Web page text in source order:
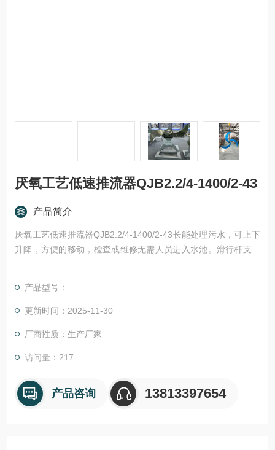
厌氧工艺低速推流器QJB2.2/4-1400/2-43
产品简介
厌氧工艺低速推流器QJB2.2/4-1400/2-43长能处理污水，可上下
升降，方便的移动，检查或维修无需人员进入水池。滑行杆支架
作为推流器整体部件之一，潜水推流器全部的重量受力在一个支
产品型号：
更新时间：2025-11-30
厂商性质：生产厂家
访问量：217
产品咨询 13813397654